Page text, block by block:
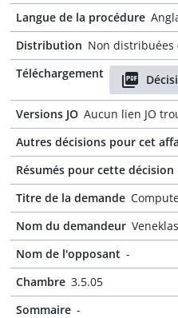
Langue de la procédure
Distribution Non distribuées
Téléchargement
Versions JO Aucun lien JO
Autres décisions pour cet
Résumés pour cette décision
Titre de la demande
Nom du demandeur
Nom de l'opposant -
Chambre 3.5.05
Sommaire -